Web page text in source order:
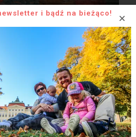
i bądź na bieżąco!